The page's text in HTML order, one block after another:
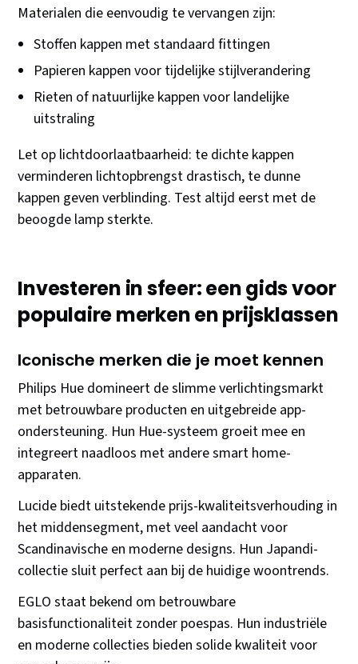
Materialen die eenvoudig te vervangen zijn:
Stoffen kappen met standaard fittingen
Papieren kappen voor tijdelijke stijlverandering
Rieten of natuurlijke kappen voor landelijke
uitstraling
Let op lichtdoorlaatbaarheid: te dichte kappen
verminderen lichtopbrengst drastisch, te dunne
kappen geven verblinding. Test altijd eerst met de
beoogde lamp sterkte.
Investeren in sfeer: een gids voor
populaire merken en prijsklassen
Iconische merken die je moet kennen
Philips Hue domineert de slimme verlichtingsmarkt
met betrouwbare producten en uitgebreide app-
ondersteuning. Hun Hue-systeem groeit mee en
integreert naadloos met andere smart home-
apparaten.
Lucide biedt uitstekende prijs-kwaliteitsverhouding in
het middensegment, met veel aandacht voor
Scandinavische en moderne designs. Hun Japandi-
collectie sluit perfect aan bij de huidige woontrends.
EGLO staat bekend om betrouwbare
basisfunctionaliteit zonder poespas. Hun industriële
en moderne collecties bieden solide kwaliteit voor